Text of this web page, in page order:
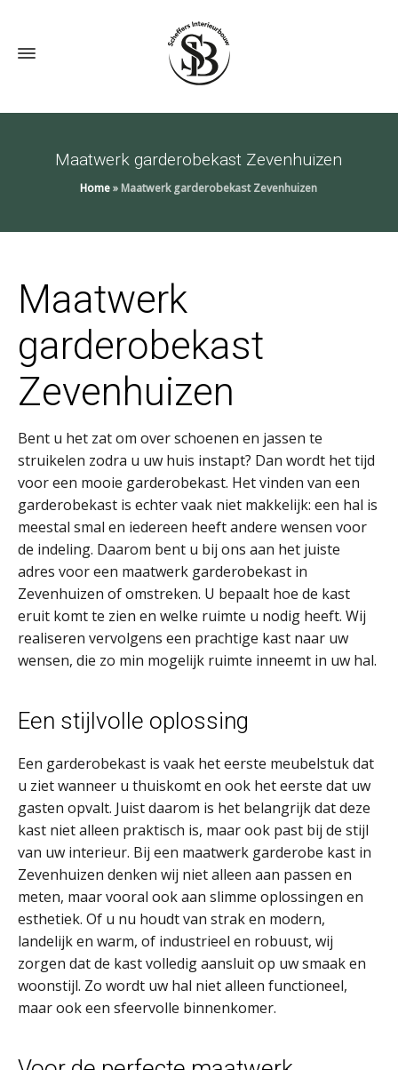
Maatwerk garderobekast Zevenhuizen
Home»Maatwerk garderobekast Zevenhuizen
Maatwerk
garderobekast
Zevenhuizen
Bent u het zat om over schoenen en jassen te
struikelen zodra u uw huis instapt? Dan wordt het tijd
voor een mooie garderobekast. Het vinden van een
garderobekast is echter vaak niet makkelijk: een hal is
meestal smal en iedereen heeft andere wensen voor
de indeling. Daarom bent u bij ons aan het juiste
adres voor een maatwerk garderobekast in
Zevenhuizen of omstreken. U bepaalt hoe de kast
eruit komt te zien en welke ruimte u nodig heeft. Wij
realiseren vervolgens een prachtige kast naar uw
wensen, die zo min mogelijk ruimte inneemt in uw hal.
Een stijlvolle oplossing
Een garderobekast is vaak het eerste meubelstuk dat
u ziet wanneer u thuiskomt en ook het eerste dat uw
gasten opvalt. Juist daarom is het belangrijk dat deze
kast niet alleen praktisch is, maar ook past bij de stijl
van uw interieur. Bij een maatwerk garderobe kast in
Zevenhuizen denken wij niet alleen aan passen en
meten, maar vooral ook aan slimme oplossingen en
esthetiek. Of u nu houdt van strak en modern,
landelijk en warm, of industrieel en robuust, wij
zorgen dat de kast volledig aansluit op uw smaak en
woonstijl. Zo wordt uw hal niet alleen functioneel,
maar ook een sfeervolle binnenkomer.